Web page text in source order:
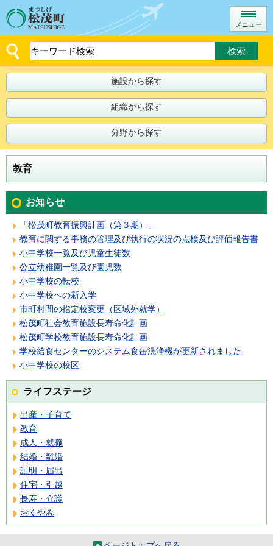
メニュー
施設から探す
組織から探す
分野から探す
教育
お知らせ
「松茂町教育振興計画（第３期）」
教育に関する事務の管理及び執行の状況の点検及び評価報告書
小中学校一覧及び児童生徒数
公立幼稚園一覧及び園児数
小中学校の転校
小中学校への新入学
市町村間の指定校変更（区域外就学）
松茂町社会教育施設長寿命化計画
松茂町学校教育施設長寿命化計画
学校給食センターのシステム食缶洗浄機が更新されました
小中学校の校区
ライフステージ
出産・子育て
教育
成人・就職
結婚・離婚
証明・届出
住宅・引越
長寿・介護
おくやみ